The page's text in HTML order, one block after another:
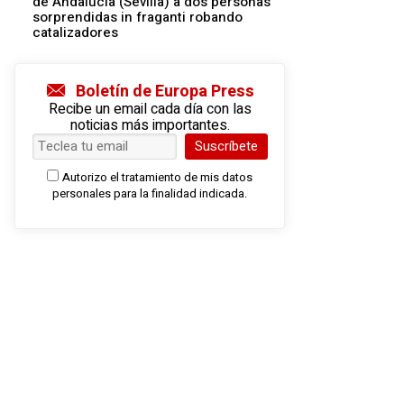
sorprendidas in fraganti robando
catalizadores
Boletín de Europa Press
Recibe un email cada día con las
noticias más importantes.
Suscríbete
Autorizo el tratamiento de mis datos
personales para la finalidad indicada.